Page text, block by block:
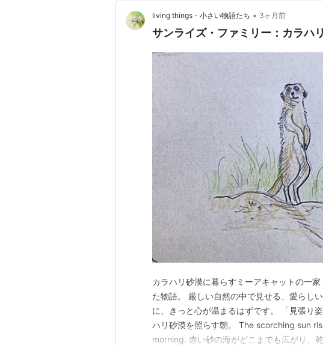
living things - 小さい物語たち • 3ヶ月前
サンライズ・ファミリー：カラハ
カラハリ砂漠に暮らすミーアキャットの一
た物語。 厳しい自然の中で見せる、愛らし
に、きっと心が温まるはずです。 「見張り
ハリ砂漠を照らす朝。 The scorching sun
morning. 赤い砂の海がどこまでも広がり、